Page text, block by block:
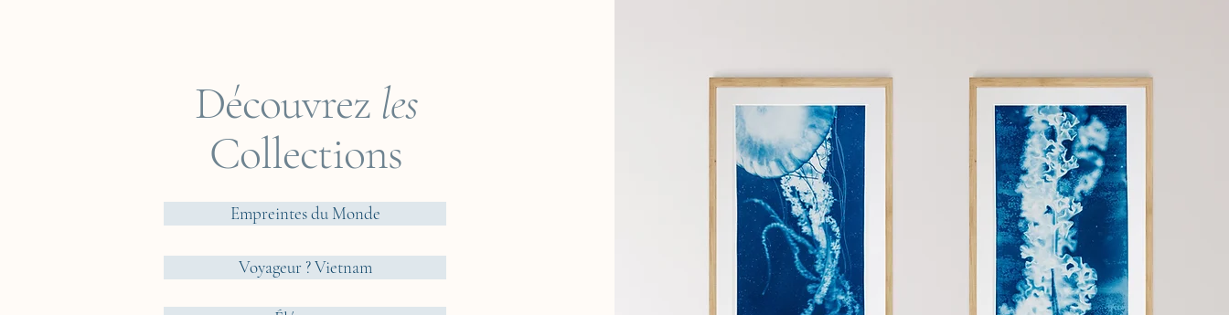
Découvrez les
Collections
Empreintes du Monde
Voyageur ? Vietnam